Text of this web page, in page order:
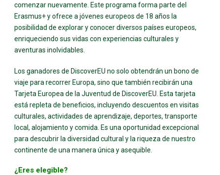
comenzar nuevamente. Este programa forma parte del
Erasmus+ y ofrece a jóvenes europeos de 18 años la
posibilidad de explorar y conocer diversos países europeos,
enriqueciendo sus vidas con experiencias culturales y
aventuras inolvidables.
Los ganadores de DiscoverEU no solo obtendrán un bono de
viaje para recorrer Europa, sino que también recibirán una
Tarjeta Europea de la Juventud de DiscoverEU. Esta tarjeta
está repleta de beneficios, incluyendo descuentos en visitas
culturales, actividades de aprendizaje, deportes, transporte
local, alojamiento y comida. Es una oportunidad excepcional
para descubrir la diversidad cultural y la riqueza de nuestro
continente de una manera única y asequible.
¿Eres elegible?